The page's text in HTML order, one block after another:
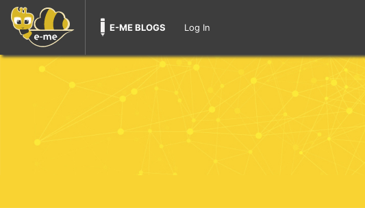
E-ME BLOGS Log In